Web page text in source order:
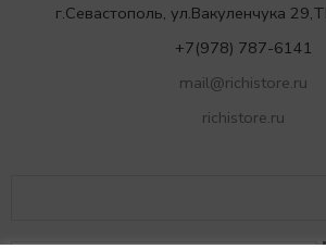
г.Севастополь, ул.Вакуленчука
+7(978) 787-6141
mail@richistore.ru
richistore.ru